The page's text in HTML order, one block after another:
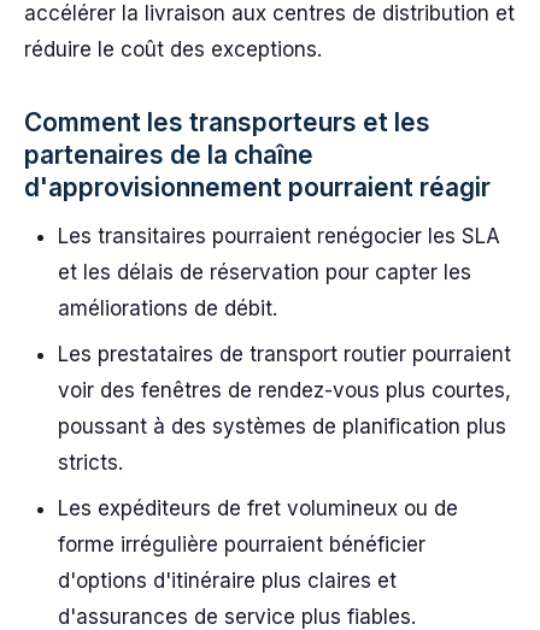
accélérer la livraison aux centres de distribution et
réduire le coût des exceptions.
Comment les transporteurs et les
partenaires de la chaîne
d'approvisionnement pourraient réagir
Les transitaires pourraient renégocier les SLA
et les délais de réservation pour capter les
améliorations de débit.
Les prestataires de transport routier pourraient
voir des fenêtres de rendez-vous plus courtes,
poussant à des systèmes de planification plus
stricts.
Les expéditeurs de fret volumineux ou de
forme irrégulière pourraient bénéficier
d'options d'itinéraire plus claires et
d'assurances de service plus fiables.